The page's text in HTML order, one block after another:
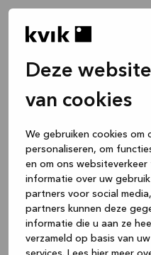
Deze
van cookies
We gebruiken cookies
personaliseren, om
en om ons
informatie over uw
partners voor social
partners kunnen deze
informatie die u aan ze
verzameld op basis van